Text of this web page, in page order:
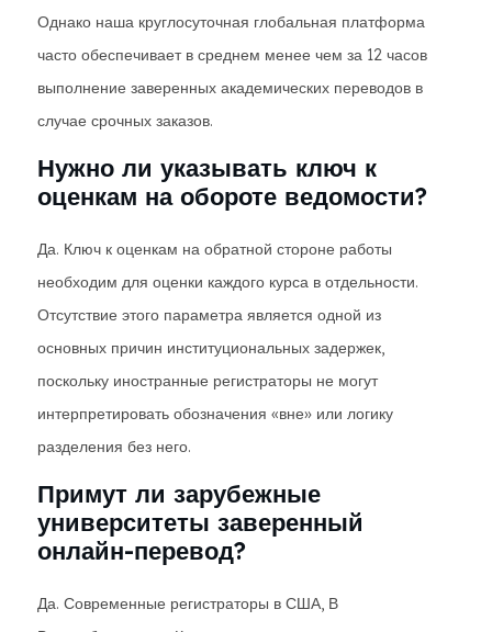
Однако наша круглосуточная глобальная платформа
часто обеспечивает в среднем менее чем за 12 часов
выполнение заверенных академических переводов в
случае срочных заказов.
Нужно ли указывать ключ к
оценкам на обороте ведомости?
Да. Ключ к оценкам на обратной стороне работы
необходим для оценки каждого курса в отдельности.
Отсутствие этого параметра является одной из
основных причин институциональных задержек,
поскольку иностранные регистраторы не могут
интерпретировать обозначения «вне» или логику
разделения без него.
Примут ли зарубежные
университеты заверенный
онлайн-перевод?
Да. Современные регистраторы в США, В